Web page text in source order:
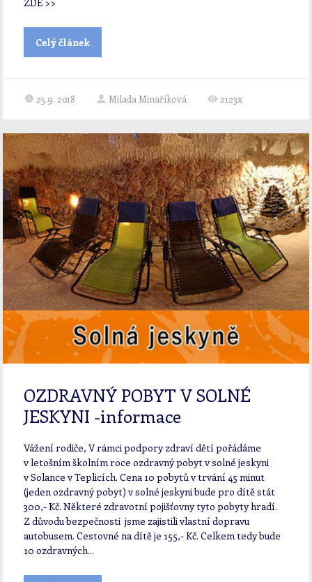
Celý článek
25.9. 2018 Milada Minaříková 2123x
OZDRAVNÝ POBYT V SOLNÉ
JESKYNI -informace
Vážení rodiče, V rámci podpory zdraví dětí pořádáme
v letošním školním roce ozdravný pobyt v solné jeskyni
v Solance v Teplicích. Cena 10 pobytů v trvání 45 minut
(jeden ozdravný pobyt) v solné jeskyni bude pro dítě stát
300,- Kč. Některé zdravotní pojišťovny tyto pobyty hradí.
Z důvodu bezpečnosti jsme zajistili vlastní dopravu
autobusem. Cestovné na dítě je 155,- Kč. Celkem tedy bude
10 ozdravných...